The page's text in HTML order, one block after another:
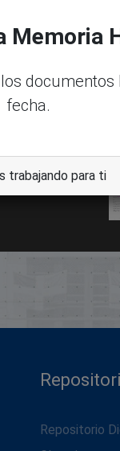
Repositorio
Memoria
documentos
fecha.
trabajando para ti